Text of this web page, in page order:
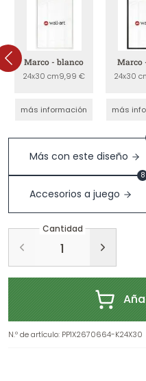
Marco - blanco
24x30 cm9,99 €
más información
Marco
24x30
más
Más con este diseño
Accesorios a juego
8
Cantidad
N.º de artículo: PP1X2670664-K24X30